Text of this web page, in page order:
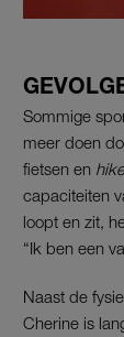
Sommige
meer doen
fietsen en
capaciteiten
loopt en zit,
“Ik ben een
Naast de
Cherine is